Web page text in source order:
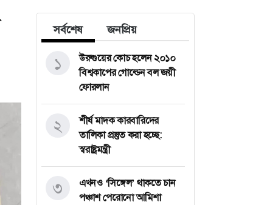
সর্বশেষ জনপ্রিয়
উরুগুয়ের কোচ হলেন ২০১০
বিশ্বকাপের গোল্ডেন বল জয়ী
ফোরলান
১
শীর্ষ মাদক কারবারিদের
তালিকা প্রস্তুত করা হচ্ছে:
স্বরাষ্ট্রমন্ত্রী
২
এখনও ‘সিঙ্গেল’ থাকতে চান
পঞ্চাশ পেরোনো আমিশা
৩